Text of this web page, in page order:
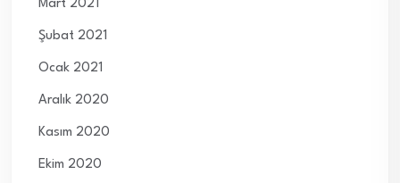
Mart 2021
Şubat 2021
Ocak 2021
Aralık 2020
Kasım 2020
Ekim 2020